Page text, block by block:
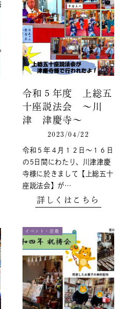
令和５年度 上総五
十座説法会 ～川
津 津慶寺～
2023/04/22
令和５年４月１２日～１６日
の5日間にわたり、川津津慶
寺様に於きまして【上総五十
座説法会】が…
詳しくはこちら
イベント・活動